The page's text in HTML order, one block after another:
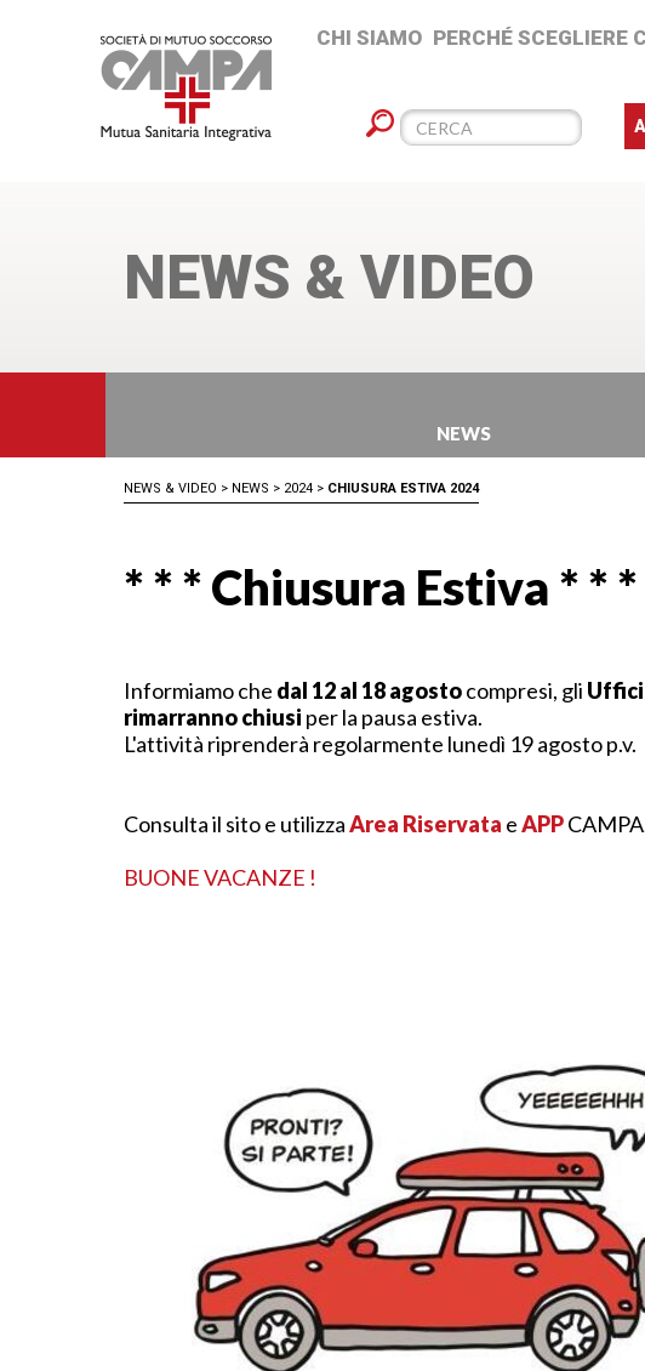
CHI SIAMO PERCHÉ SCEGLIERE
NEWS & VIDEO
NEWS
NEWS & VIDEO > NEWS > 2024 > CHIUSURA ESTIVA 2024
* * * Chiusura Estiva * * *
Informiamo che dal 12 al 18 agostocompresi, gli Uffici
rimarranno chiusi per la pausa estiva.
L'attività riprenderà regolarmente lunedì 19 agosto p.v.
Consulta il sito e utilizzaArea Riservata eAPP
BUONE VACANZE !